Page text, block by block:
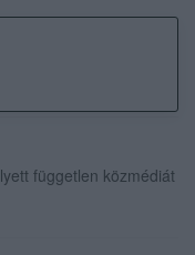
független közmédiát